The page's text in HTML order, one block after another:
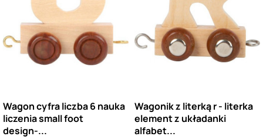
Wagon cyfra liczba 6 nauka
liczenia small foot
design-...
Wagonik z literką r - literka
element z układanki
alfabet...